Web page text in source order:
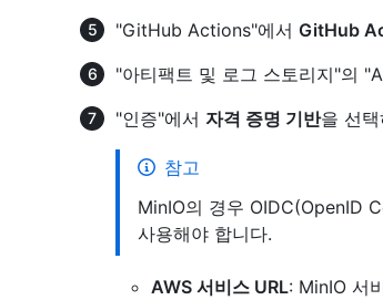
"GitHub Actions"에서 GitHub
"아티팩트 및 로그 스토리지"의
"인증"에서 자격 증명 기반을 선
참고
MinIO의 경우 OIDC(OpenID
사용해야 합니다.
AWS 서비스 URL: MinIO 서